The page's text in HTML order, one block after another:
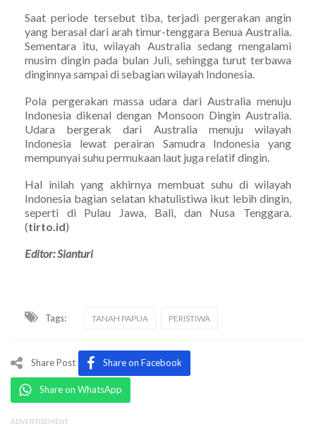
Saat periode tersebut tiba, terjadi pergerakan angin
yang berasal dari arah timur-tenggara Benua Australia.
Sementara itu, wilayah Australia sedang mengalami
musim dingin pada bulan Juli, sehingga turut terbawa
dinginnya sampai di sebagian wilayah Indonesia.
Pola pergerakan massa udara dari Australia menuju
Indonesia dikenal dengan Monsoon Dingin Australia.
Udara bergerak dari Australia menuju wilayah
Indonesia lewat perairan Samudra Indonesia yang
mempunyai suhu permukaan laut juga relatif dingin.
Hal inilah yang akhirnya membuat suhu di wilayah
Indonesia bagian selatan khatulistiwa ikut lebih dingin,
seperti di Pulau Jawa, Bali, dan Nusa Tenggara.
(tirto.id)
Editor: Sianturi
Tags: TANAH PAPUA PERISTIWA
Share Post Share on Facebook
Share on WhatsApp
ADVERTISEMENT